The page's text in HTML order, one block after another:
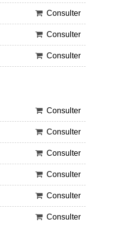
Consulter
Consulter
Consulter
Consulter
Consulter
Consulter
Consulter
Consulter
Consulter